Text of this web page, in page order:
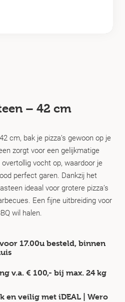
– 42 cm
cm, bak je pizza’s gewoon op je
zorgt voor een gelijkmatige
vocht op, waardoor je
perfect garen. Dankzij het
ideaal voor grotere pizza’s
Een fijne uitbreiding voor
wil halen.
17.00u besteld, binnen
v.a. € 100,- bij max. 24 kg
en veilig met iDEAL | Wero